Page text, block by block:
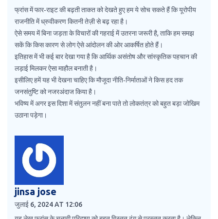
फ्रांस में फार‑राइट की बढ़ती ताकत को देखते हुए हम ये सोच सकते हैं कि यूरोपीय
राजनीति में ध्रुवीकरण कितनी तेज़ी से बढ़ रहा है।
ऐसे समय में बिना जड़ता के विचारों की गहराई में उतरना जरूरी है, ताकि हम समझ
सकें कि किस कारण से लोग ऐसे आंदोलन की ओर आकर्षित होते हैं।
इतिहास में भी कई बार देखा गया है कि आर्थिक असंतोष और सांस्कृतिक पहचान की
लड़ाई मिलकर ऐसा माहौल बनाती है।
इसीलिए हमें यह भी देखना चाहिए कि मौजूदा नीति‑निर्माताओं ने किस हद तक
जनसंतुष्टि को नजरअंदाज किया है।
भविष्य में अगर इस दिशा में संतुलन नहीं बना पाते तो लोकतंत्र को बहुत बड़ा जोखिम
उठाना पड़ेगा।
jinsa jose
जुलाई 6, 2024 AT 12:06